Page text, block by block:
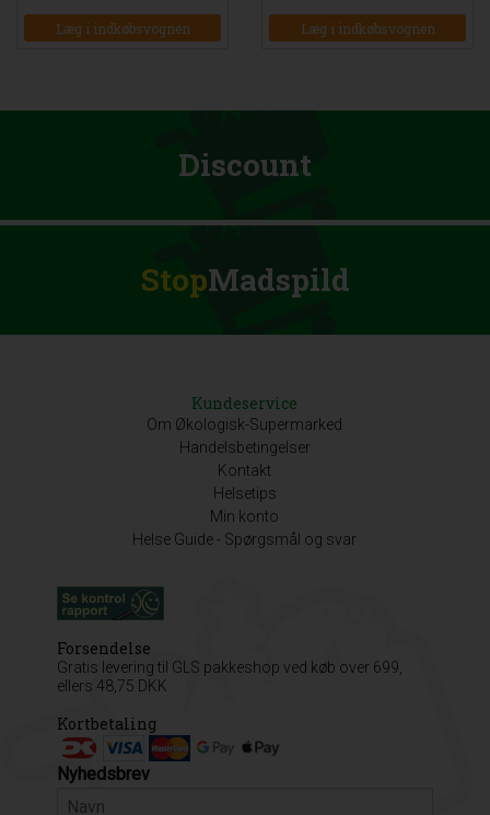
Læg i indkøbsvognen Læg i indkøbsvognen
Discount
StopMadspild
Kundeservice
Om Økologisk-Supermarked
Handelsbetingelser
Kontakt
Helsetips
Min konto
Helse Guide - Spørgsmål og svar
Forsendelse
Gratis levering til GLS pakkeshop ved køb over 699,
ellers 48,75 DKK
Kortbetaling
Nyhedsbrev